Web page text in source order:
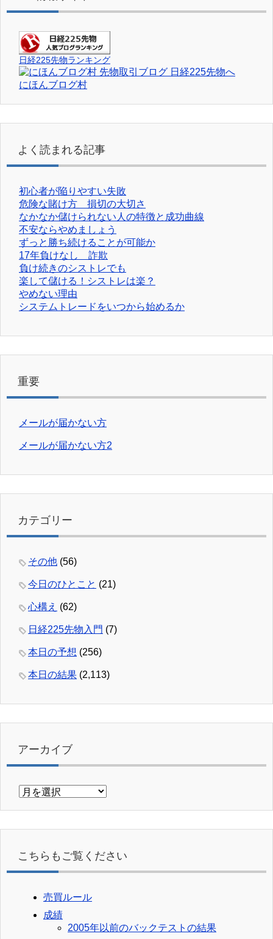
日経225先物ランキング
にほんブログ村
よく読まれる記事
初心者が陥りやすい失敗
危険な賭け方 損切の大切さ
なかなか儲けられない人の特徴と成功曲線
不安ならやめましょう
ずっと勝ち続けることが可能か
17年負けなし 詐欺
負け続きのシストレでも
楽して儲ける！シストレは楽？
やめない理由
システムトレードをいつから始めるか
重要
メールが届かない方
メールが届かない方2
カテゴリー
その他 (56)
今日のひとこと (21)
心構え (62)
日経225先物入門 (7)
本日の予想 (256)
本日の結果 (2,113)
アーカイブ
ア
イ
こちらもご覧ください
売買ルール
成績
2005年以前のバックテストの結果